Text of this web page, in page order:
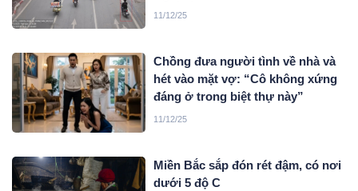
11/12/25
Chồng đưa người tình về nhà và
hét vào mặt vợ: “Cô không xứng
đáng ở trong biệt thự này”
11/12/25
Miền Bắc sắp đón rét đậm, có nơi
dưới 5 độ C